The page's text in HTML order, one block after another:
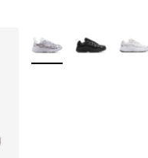
Plus de couleurs